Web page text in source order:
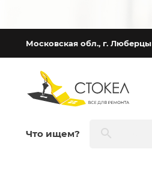
Московская обл., г. Люберцы
Что ищем?